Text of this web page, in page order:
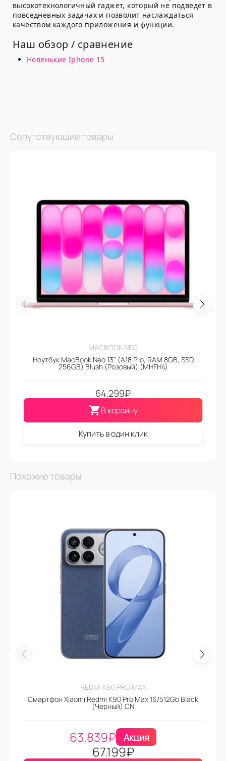
высокотехнологичный гаджет, который не подведет в
повседневных задачах и позволит наслаждаться
качеством каждого приложения и функции.
Наш обзор / сравнение
Новенькие Iphone 15
Сопутствующие товары
MACBOOK NEO
Ноутбук MacBook Neo 13" (A18 Pro, RAM 8GB, SSD
256GB) Blush (Розовый) (MHFH4)
64.299₽
В корзину
Купить в один клик
Похожие товары
REDMI K90 PRO MAX
Смартфон Xiaomi Redmi K90 Pro Max 16/512Gb Black
(Черный) CN
63.839₽ Акция
67.199₽